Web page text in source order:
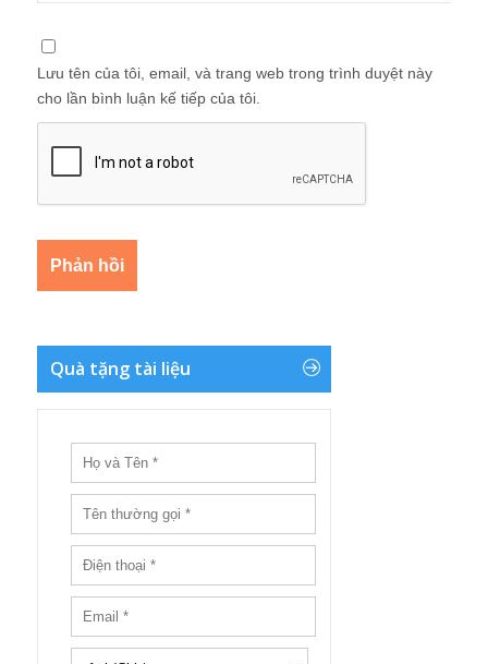
Lưu tên của tôi, email, và trang web trong trình duyệt này
cho lần bình luận kế tiếp của tôi.
Quà tặng tài liệu